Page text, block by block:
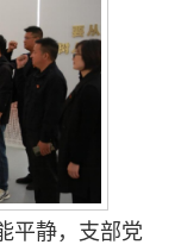
平静，支部党